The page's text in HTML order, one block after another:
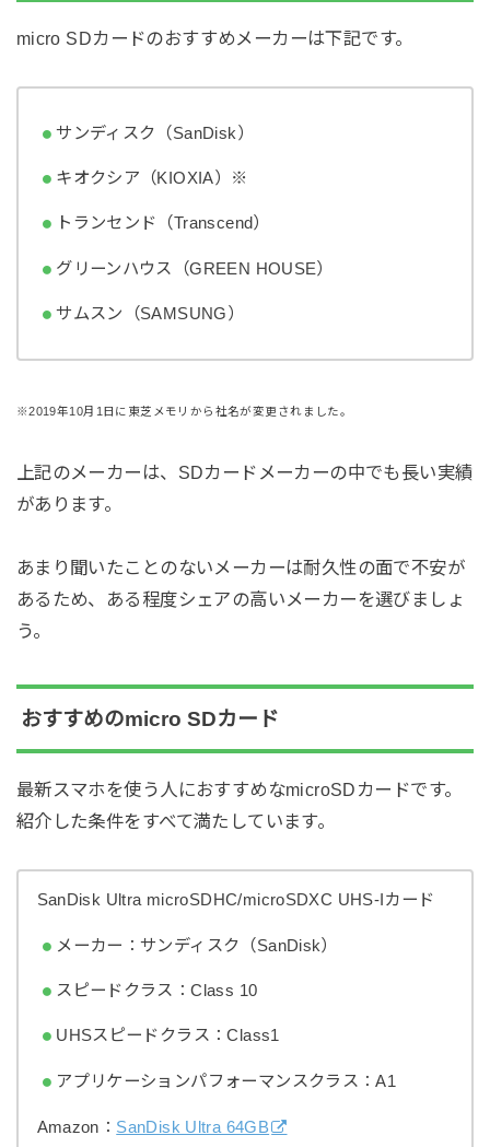
micro SDカードのおすすめメーカーは下記です。
サンディスク（SanDisk）
キオクシア（KIOXIA）※
トランセンド（Transcend）
グリーンハウス（GREEN HOUSE）
サムスン（SAMSUNG）
※2019年10月1日に東芝メモリから社名が変更されました。
上記のメーカーは、SDカードメーカーの中でも長い実績
があります。
あまり聞いたことのないメーカーは耐久性の面で不安が
あるため、ある程度シェアの高いメーカーを選びましょ
う。
おすすめのmicro SDカード
最新スマホを使う人におすすめなmicroSDカードです。
紹介した条件をすべて満たしています。
SanDisk Ultra microSDHC/microSDXC UHS-Iカード
メーカー：サンディスク（SanDisk）
スピードクラス：Class 10
UHSスピードクラス：Class1
アプリケーションパフォーマンスクラス：A1
Amazon： SanDisk Ultra 64GB